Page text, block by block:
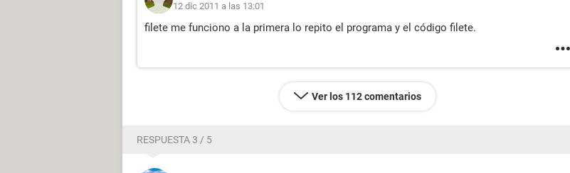
12 dic 2011 a las 13:01
filete me funciono a la primera lo repito el programa y el código filete.
Ver los 112 comentarios
RESPUESTA 3 / 5